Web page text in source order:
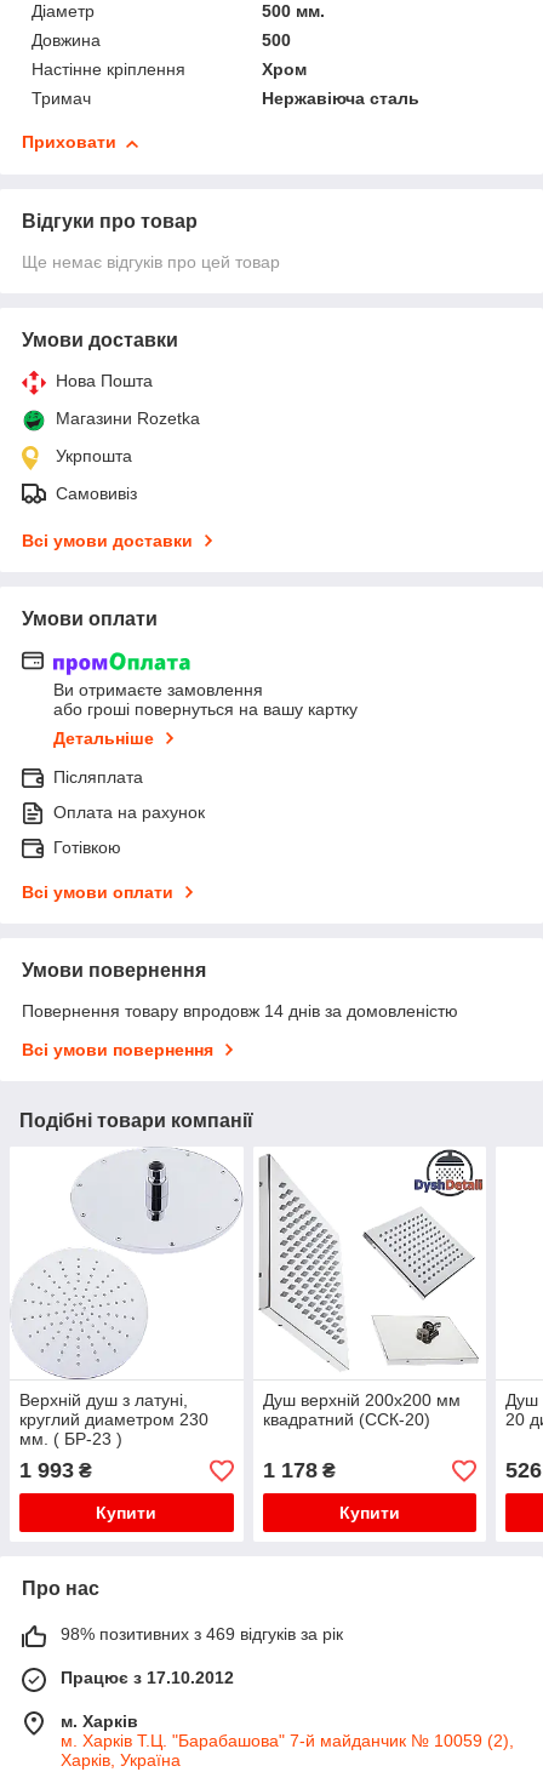
Діаметр
500 мм.
Довжина
500
Настінне кріплення
Хром
Тримач
Нержавіюча сталь
Приховати
Відгуки про товар
Ще немає відгуків про цей товар
Умови доставки
Нова Пошта
Магазини Rozetka
Укрпошта
Самовивіз
Всі умови доставки
Умови оплати
Ви отримаєте замовлення
або гроші повернуться на вашу картку
Детальніше
Післяплата
Оплата на рахунок
Готівкою
Всі умови оплати
Умови повернення
Повернення товару впродовж 14 днів за домовленістю
Всі умови повернення
Подібні товари компанії
Верхній душ з латуні,
круглий диаметром 230
мм. ( БР-23 )
1 993 ₴
Купити
Душ верхній 200х200 мм
квадратний (ССК-20)
1 178₴
Купити
Душ
20
526
Про нас
98% позитивних з 469 відгуків за рік
Працює з 17.10.2012
м. Харків
м. Харків Т.Ц. "Барабашова" 7-й майданчик № 10059 (2),
Харків, Україна